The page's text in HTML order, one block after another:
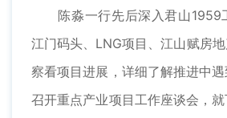
陈淼一行先后深入君山1959
江门码头、LNG项目、江山赋房
察看项目进展，详细了解推进中遇
召开重点产业项目工作座谈会，